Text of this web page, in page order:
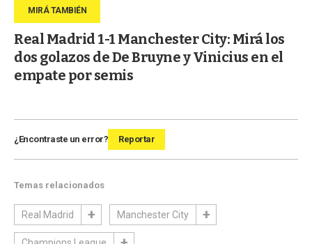
Real Madrid 1-1 Manchester City: Mirá los
dos golazos de De Bruyne y Vinicius en el
empate por semis
¿Encontraste un error? Reportar
Temas relacionados
Real Madrid Manchester City